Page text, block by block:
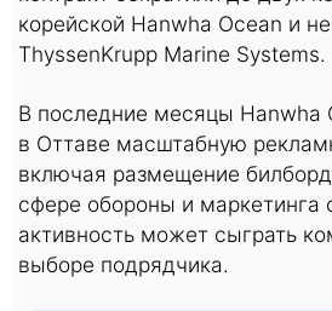
корейской Hanwha Ocean и
ThyssenKrupp Marine Systems.
В последние месяцы Hanwha
в Оттаве масштабную
включая размещение
сфере обороны и маркетинга
активность может сыграть
выборе подрядчика.